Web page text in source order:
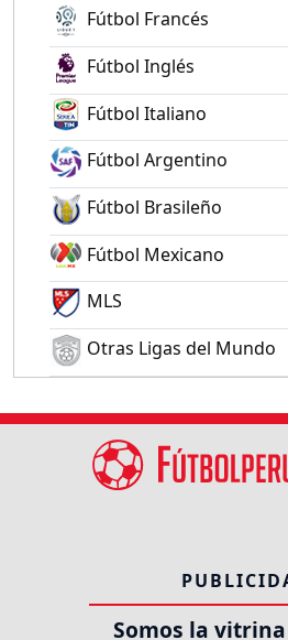
Fútbol Francés
Fútbol Inglés
Fútbol Italiano
Fútbol Argentino
Fútbol Brasileño
Fútbol Mexicano
MLS
Otras Ligas del Mundo
Somos la